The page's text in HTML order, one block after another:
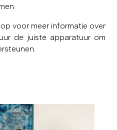
voor meer informatie over
de juiste apparatuur om